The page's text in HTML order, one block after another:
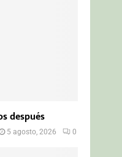
después
5 agosto, 2026 0